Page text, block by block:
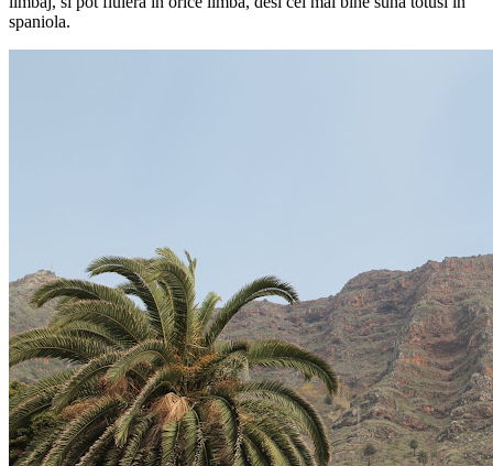
Ca sa mai indulceasca putin drumul, ghidul ne-a povestit despre una
din specialitatile insulei:mierea de palmier, care nu-i facuta de
Pentru pranz ne-am oprit la un restaurant din centrul insulei, ocazie
cu care am am facut cunostinta cu 4 tineri romani, care locuiesc insa
in Olanda si Germania: Andrei, Irina, Bogdan si Alina. Am luat
masa impreuna, am povestit, si la sfarsit ne-am despartit prieteni. Cat
am stat la restaurant, am avut parte si de o demonstratie mai
neobisnuita. Pe insula se foloseste (inca) o modalitate inedita de
comunicare: fluieratul (el silbo). „Limbajul” poate fi folosit pentru
comunicare la distante mari (avantaj usor de observat daca ne uitam
la peisajul accidentat al insulei), dar dezavantajul principal este ca
toata lumea aude ce ai de spus (de exemplu poti invita un prieten la
masa, si ai sansa sa te trezesti cu 20). Fluieratul era folosit de